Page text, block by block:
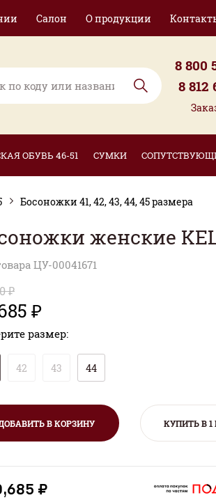
Салон О продукции
8 800
8 812
ОБУВЬ 46-51 СУМКИ
Босоножки 41, 42, 43, 44, 45 размера
женские
ЦУ-00041671
₽
₽
размер:
42 43 44
В КОРЗИНУ КУПИТЬ В
₽